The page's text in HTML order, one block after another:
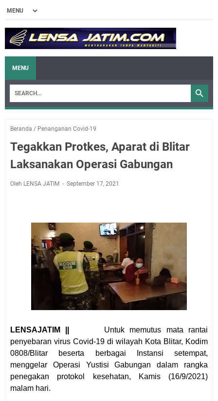
MENU
Beranda / Penanganan Covid-19
Tegakkan Protkes, Aparat di Blitar
Laksanakan Operasi Gabungan
Oleh LENSA JATIM September 17, 2021
LENSAJATIM ||
Untuk memutus mata rantai
penyebaran virus Covid-19 di wilayah Kota Blitar, Kodim
0808/Blitar beserta berbagai Instansi setempat,
menggelar Operasi Yustisi Gabungan dalam rangka
penegakan protokol kesehatan, Kamis (16/9/2021)
malam hari.